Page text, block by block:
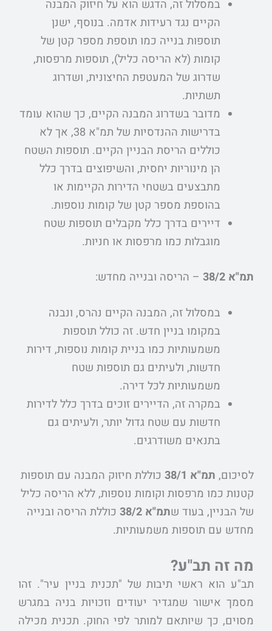
במסלול זה, הדגש הוא על חיזוק המבנה
הקיים נגד רעידות אדמה. בנוסף, ישנן
תוספות בנייה כמו תוספת מספר קטן של
קומות (לא הריסה כליל), תוספות מרפסות,
שדרוג של המעטפת החיצונית, ושדרוג
תשתיות.
מדובר בשדרוג המבנה הקיים, כך שהוא עומד
בדרישות ההנדסיות של תמ"א 38, אך לא
כוללים הריסת הבניין הקיים. תוספות השטח
הן מינוריות יחסית, והשיפוצים בדרך כלל
מתבצעים בשטחי הדירות הקיימות או
בהוספת מספר קטן של קומות נוספות.
דיירים בדרך כלל מקבלים תוספות שטח
מוגבלות כמו מרפסות או חניות.
תמ"א 38/2 – הריסה ובנייה מחדש:
במסלול זה, המבנה הקיים נהרס, ונבנה
במקומו בניין חדש. זה כולל תוספות
משמעותיות כמו בניית קומות נוספות, דירות
חדשות, ולעיתים גם תוספות שטח
משמעותיות לכל דירה.
במקרה זה, הדיירים זוכים בדרך כלל לדירות
חדשות עם שטח גדול יותר, ולעיתים גם
בתנאים משודרגים.
לסיכום, תמ"א 38/1
כוללת חיזוק המבנה עם תוספות
קטנות כמו מרפסות וקומות נוספות, ללא הריסה כליל
של הבניין, בעוד שתמ"א 38/2
כוללת הריסה ובנייה
מחדש עם תוספות משמעותיות.
מה זה תב"ע?
תב"ע הוא ראשי תיבות של "תכנית בניין עיר". זהו
מסמך אישור שמגדיר יעודים וזכויות בניה במגרש
מסוים, כך שיותאם למותר לפי החוק. תכנית מכילה